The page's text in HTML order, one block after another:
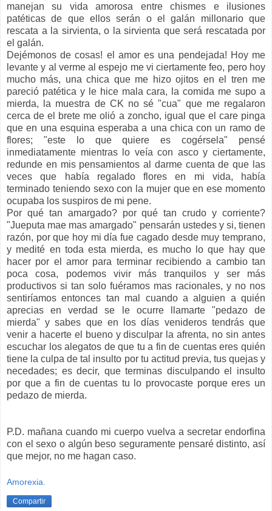
manejan su vida amorosa entre chismes e ilusiones
patéticas de que ellos serán o el galán millonario que
rescata a la sirvienta, o la sirvienta que será rescatada por
el galán.
Dejémonos de cosas! el amor es una pendejada! Hoy me
levante y al verme al espejo me vi ciertamente feo, pero hoy
mucho más, una chica que me hizo ojitos en el tren me
pareció patética y le hice mala cara, la comida me supo a
mierda, la muestra de CK no sé "cua" que me regalaron
cerca de el brete me olió a zoncho, igual que el care pinga
que en una esquina esperaba a una chica con un ramo de
flores; "este lo que quiere es cogérsela" pensé
inmediatamente mientras lo veía con asco y ciertamente,
redunde en mis pensamientos al darme cuenta de que las
veces que había regalado flores en mi vida, había
terminado teniendo sexo con la mujer que en ese momento
ocupaba los suspiros de mi pene.
Por qué tan amargado? por qué tan crudo y corriente?
"Jueputa mae mas amargado" pensarán ustedes y si, tienen
razón, por que hoy mi día fue cagado desde muy temprano,
y medité en toda esta mierda, es mucho lo que hay que
hacer por el amor para terminar recibiendo a cambio tan
poca cosa, podemos vivir más tranquilos y ser más
productivos si tan solo fuéramos mas racionales, y no nos
sentiríamos entonces tan mal cuando a alguien a quién
aprecias en verdad se le ocurre llamarte "pedazo de
mierda" y sabes que en los días venideros tendrás que
venir a hacerte el bueno y disculpar la afrenta, no sin antes
escuchar los alegatos de que tu a fin de cuentas eres quién
tiene la culpa de tal insulto por tu actitud previa, tus quejas y
necedades; es decir, que terminas disculpando el insulto
por que a fin de cuentas tu lo provocaste porque eres un
pedazo de mierda.
P.D. mañana cuando mi cuerpo vuelva a secretar endorfina
con el sexo o algún beso seguramente pensaré distinto, así
que mejor, no me hagan caso.
Amorexia.
Compartir